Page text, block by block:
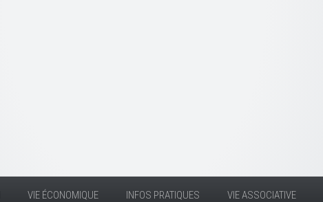
VIE ÉCONOMIQUE INFOS PRATIQUES VIE ASSOCIATIVE